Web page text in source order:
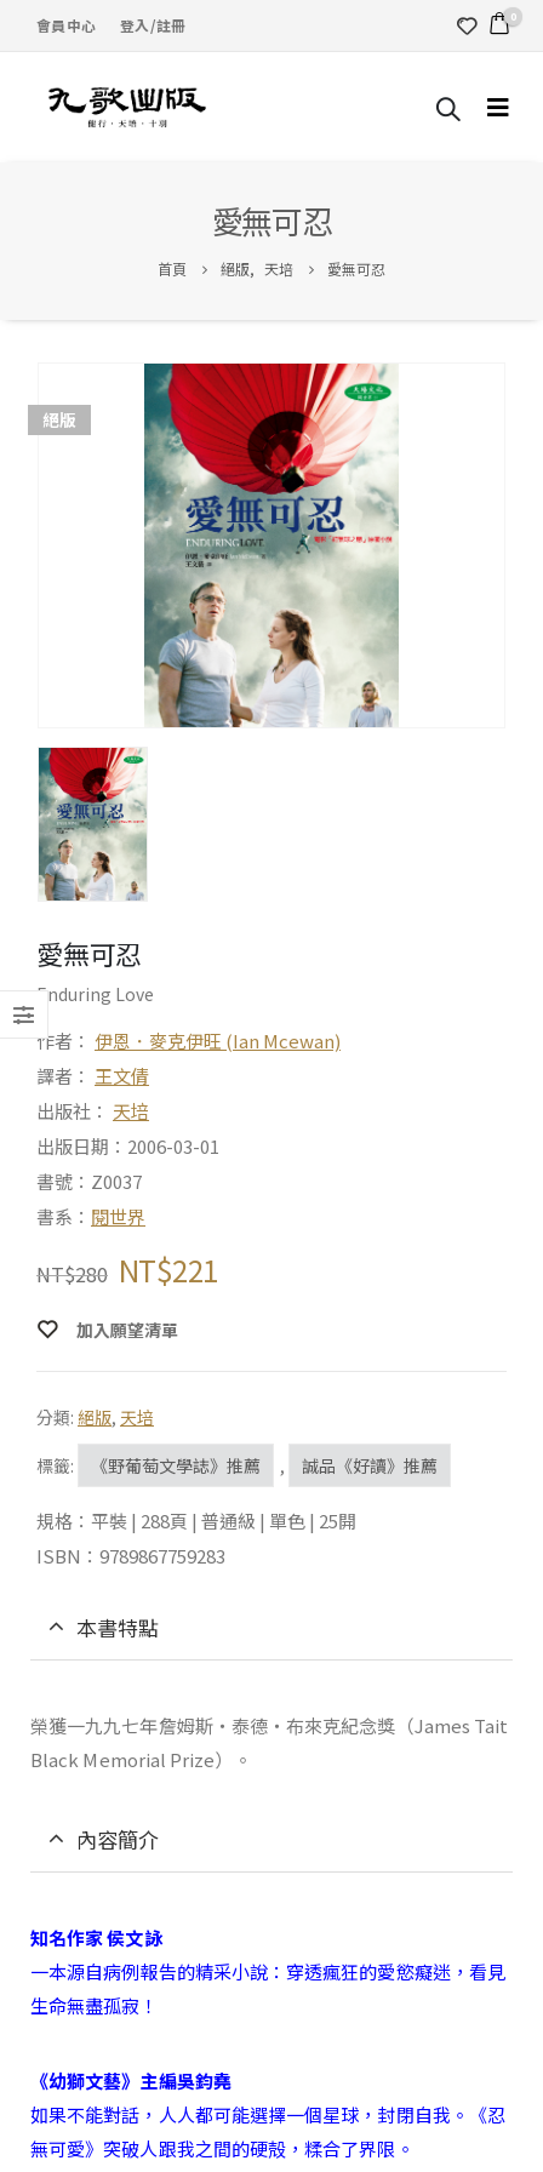
會員中心 登入/註冊 0
愛無可忍
首頁 絕版, 天培 愛無可忍
絕版
愛無可忍
Enduring Love
作者： 伊恩．麥克伊旺 (Ian Mcewan)
譯者： 王文倩
出版社： 天培
出版日期：2006-03-01
書號：Z0037
書系： 閱世界
NT$280 NT$221
加入願望清單
分類: 絕版, 天培
標籤:
《野葡萄文學誌》推薦 , 誠品《好讀》推薦
規格：平裝 | 288頁 | 普通級 | 單色 | 25開
ISBN：9789867759283
本書特點
榮獲一九九七年詹姆斯‧泰德‧布來克紀念獎（James Tait
Black Memorial Prize）。
內容簡介
知名作家 侯文詠
一本源自病例報告的精采小說：穿透瘋狂的愛慾癡迷，看見
生命無盡孤寂！
《幼獅文藝》主編吳鈞堯
如果不能對話，人人都可能選擇一個星球，封閉自我。《忍
無可愛》突破人跟我之間的硬殻，糅合了界限。